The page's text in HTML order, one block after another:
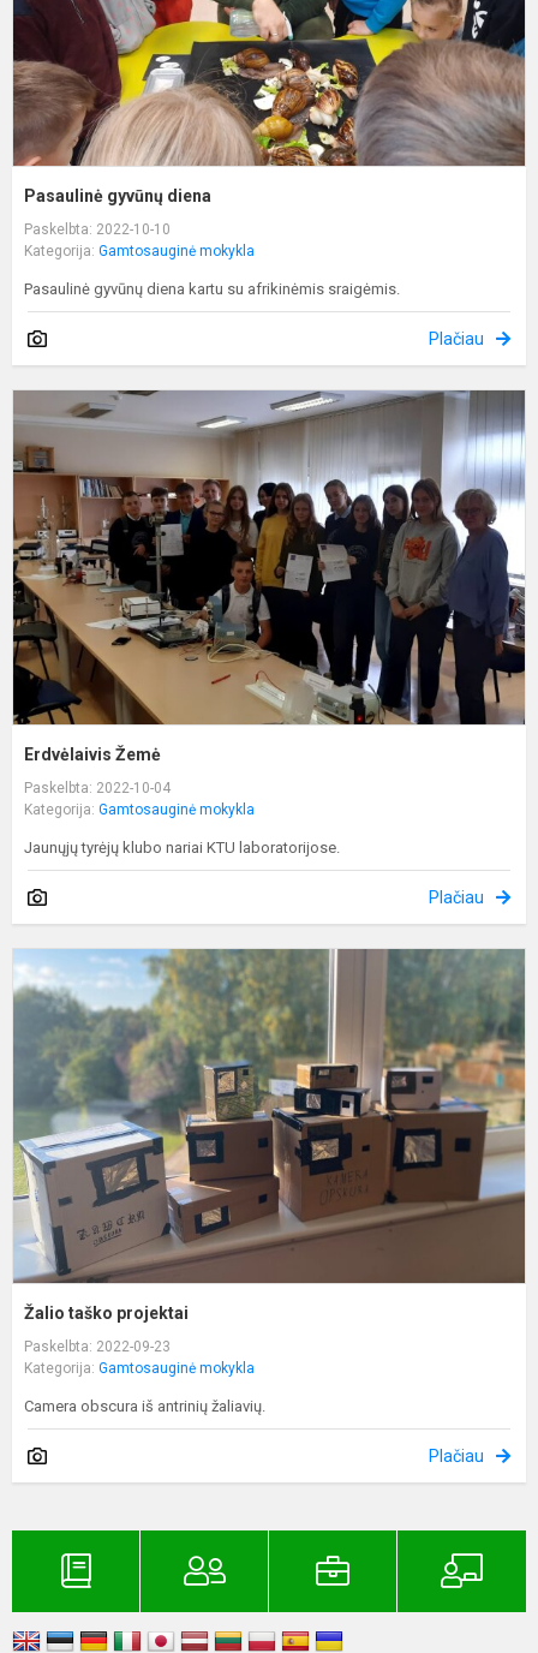
Pasaulinė gyvūnų diena
Paskelbta: 2022-10-10
Kategorija: Gamtosauginė mokykla
Pasaulinė gyvūnų diena kartu su afrikinėmis sraigėmis.
Plačiau
Erdvėlaivis Žemė
Paskelbta: 2022-10-04
Kategorija: Gamtosauginė mokykla
Jaunųjų tyrėjų klubo nariai KTU laboratorijose.
Plačiau
Žalio taško projektai
Paskelbta: 2022-09-23
Kategorija: Gamtosauginė mokykla
Camera obscura iš antrinių žaliavių.
Plačiau